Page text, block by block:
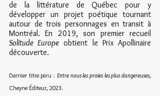
de la littérature de Québec pour y
développer un projet poétique tournant
autour de trois personnages en transit à
Solitude Europe obtient le Prix Apollinaire
découverte.
Dernier titre paru : Entre nous les proies les plus dangereuses,
Cheyne Éditeur, 2023.